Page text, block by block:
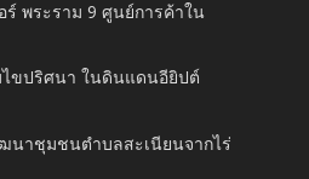
ร์ พระราม 9 ศูนย์การค้าใน
ขปริศนา ในดินแดนอียิปต์
นาชุมชนตำบลสะเนียนจากไร่